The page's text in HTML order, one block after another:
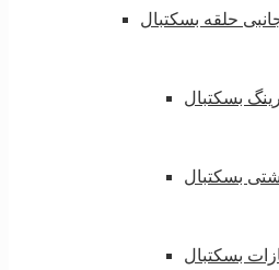
حلقه بسکتبال
رینگ بسکتبال
بسکتبال
بسکتبال